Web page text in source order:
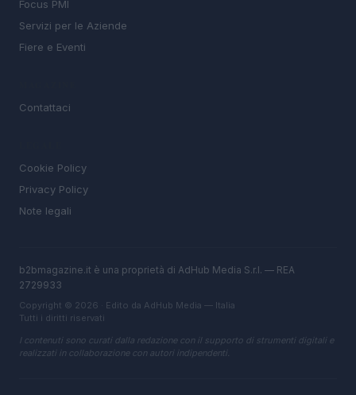
Focus PMI
Servizi per le Aziende
Fiere e Eventi
Contattaci
Cookie Policy
Privacy Policy
Note legali
b2bmagazine.it è una proprietà di AdHub Media S.r.l. — REA
2729933
Copyright © 2026 · Edito da AdHub Media — Italia
Tutti i diritti riservati
I contenuti sono curati dalla redazione con il supporto di strumenti digitali e
realizzati in collaborazione con autori indipendenti.